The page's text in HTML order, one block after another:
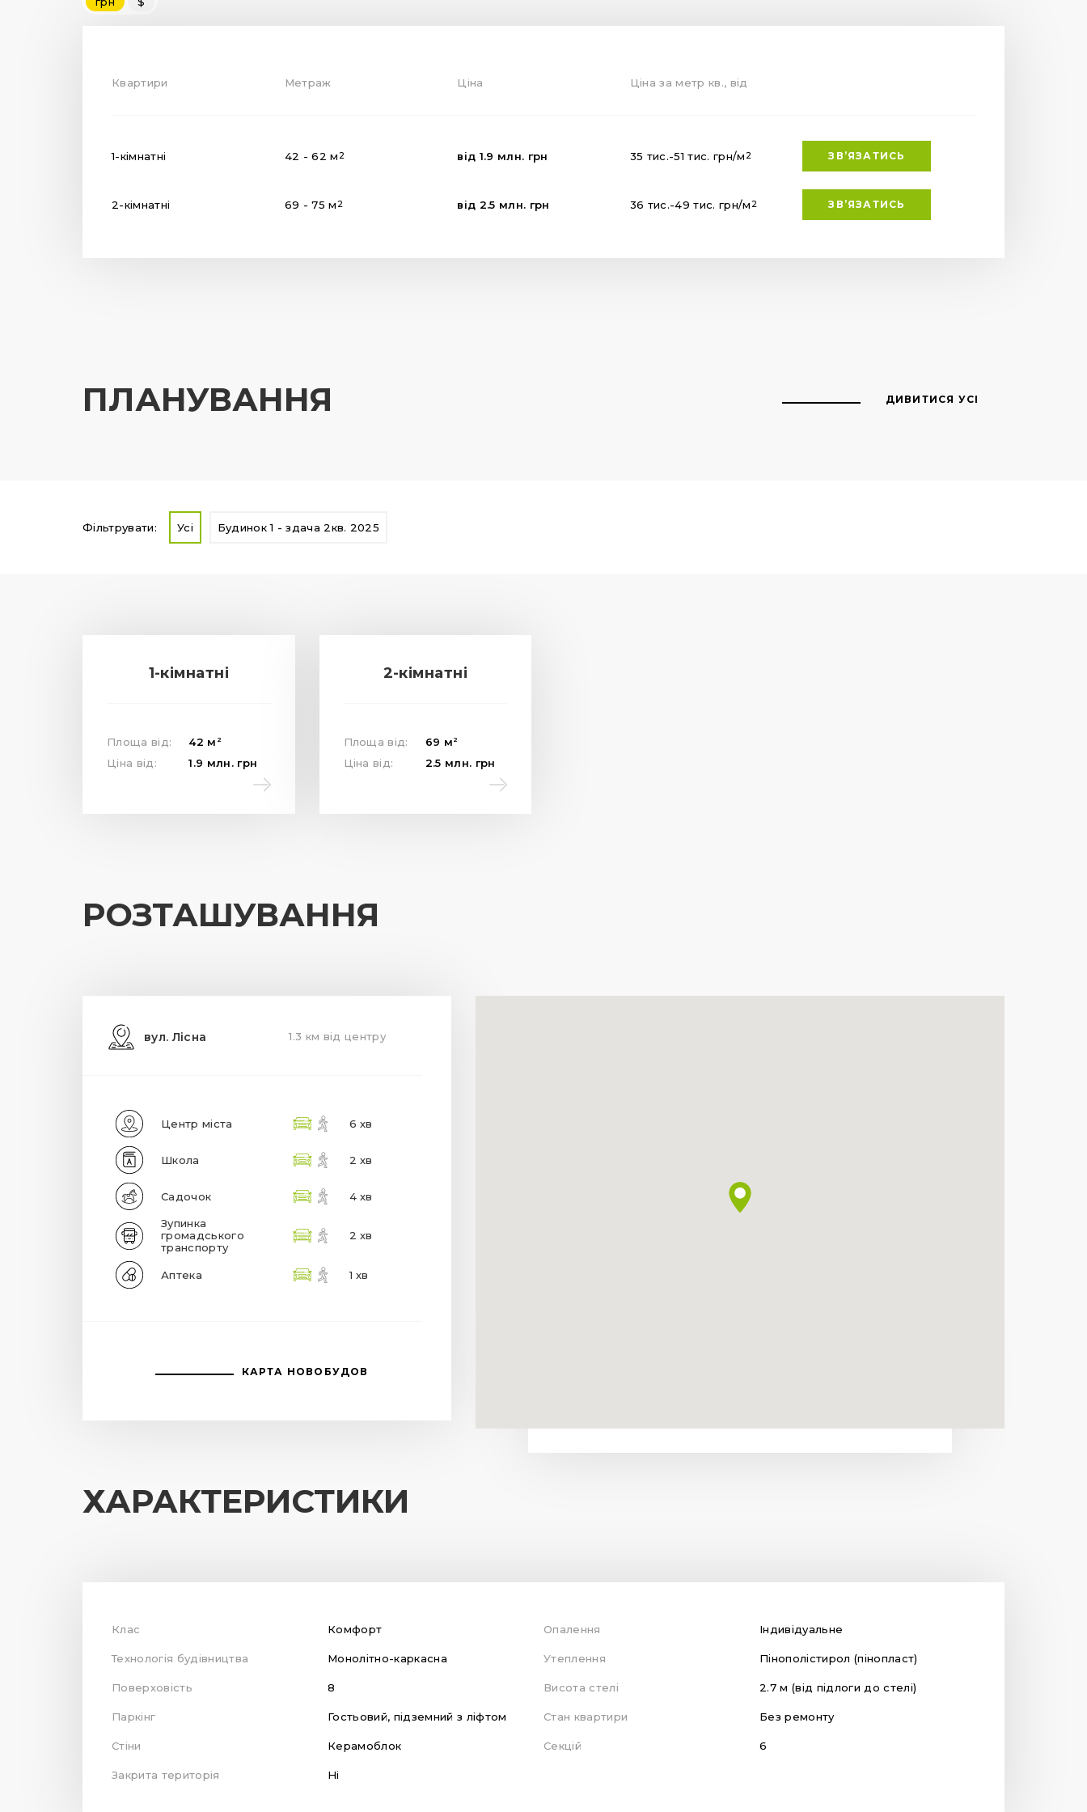
Квартири Метраж Ціна Ціна за метр кв., від
1-кімнатні 42 - 62 м2 від 1.9 млн. грн 35 тис.-51тис.грн/м2 ЗВ’ЯЗАТИСЬ
2-кімнатні 69 - 75 м2 від 2.5 млн. грн 36 тис.-49тис.грн/м2 ЗВ’ЯЗАТИСЬ
ПЛАНУВАННЯ ДИВИТИСЯ УСІ
Фільтрувати: Усі Будинок 1 - здача 2кв. 2025
1-кімнатні
Площа від: 42 м 2
Ціна від: 1.9 млн. грн
2-кімнатні
Площа від: 69 м 2
Ціна від: 2.5 млн. грн
РОЗТАШУВАННЯ
вул. Лісна 1.3 км від центру
Центр міста 6 хв
Школа 2 хв
Садочок 4 хв
Зупинка
громадського
транспорту
2 хв
Аптека 1 хв
КАРТА НОВОБУДОВ
ХАРАКТЕРИСТИКИ
Клас Комфорт Опалення Індивідуальне
Технологія будівництва Монолітно-каркасна Утеплення Пінополістирол (пінопласт)
Поверховість 8 Висота стелі 2.7 м (від підлоги до стелі)
Паркінг Гостьовий, підземний з ліфтом Стан квартири Без ремонту
Стіни Керамоблок Секцій 6
Закрита територія Ні